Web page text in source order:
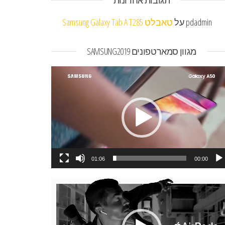
pdadminעלטאבלט Samsung Galaxy Tab A T285
מגוון סמארטפונים SAMSUNG2019
00:00
01:06